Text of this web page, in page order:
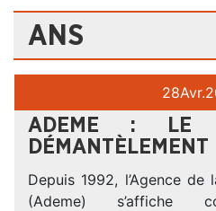
ANS
28Avr.
ADEME : LE
DÉMANTÈLEMENT
Depuis 1992, l’Agence
(Ademe) s’affiche